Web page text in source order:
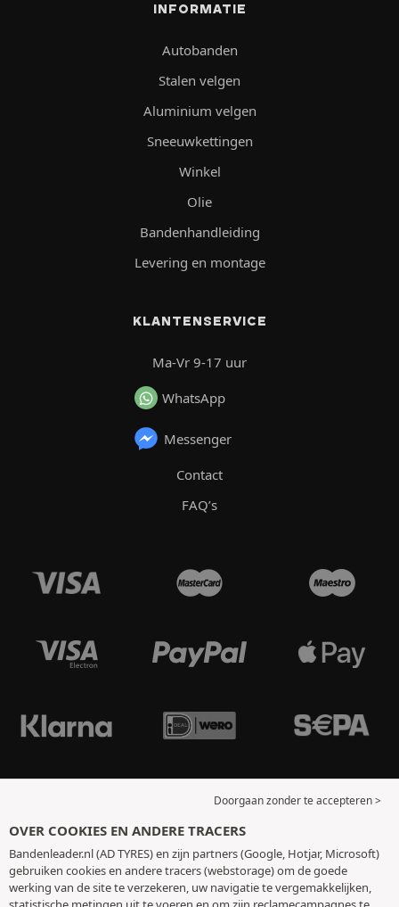
INFORMATIE
Autobanden
Stalen velgen
Aluminium velgen
Sneeuwkettingen
Winkel
Olie
Bandenhandleiding
Levering en montage
KLANTENSERVICE
Ma-Vr 9-17 uur
WhatsApp
Messenger
Contact
FAQ’s
Doorgaan zonder te accepteren >
OVER COOKIES EN ANDERE TRACERS
Bandenleader.nl (AD TYRES) en zijn partners (Google, Hotjar, Microsoft)
gebruiken cookies en andere tracers (webstorage) om de goede
werking van de site te verzekeren, uw navigatie te vergemakkelijken,